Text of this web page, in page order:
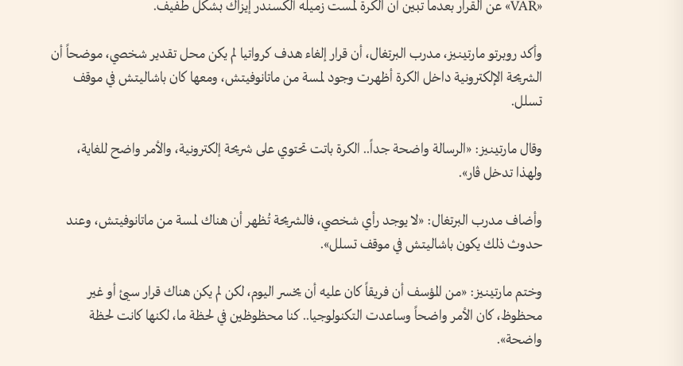
«VAR» عن القرار بعدما تبين أن الكرة لمست زميله ألكسندر إيزاك بشكل طفيف.
وأكد روبرتو مارتينيز، مدرب البرتغال، أن قرار إلغاء هدف كرواتيا لم يكن محل تقدير شخصي، موضحاً أن
الشريحة الإلكترونية داخل الكرة أظهرت وجود لمسة من ماتانوفيتش، ومعها كان باشاليتش في موقف
تسلل.
وقال مارتينيز: «الرسالة واضحة جداً.. الكرة باتت تحتوي على شريحة إلكترونية، والأمر واضح للغاية،
ولهذا تدخل ڤار».
وأضاف مدرب البرتغال: «لا يوجد رأي شخصي، فالشريحة تُظهر أن هناك لمسة من ماتانوفيتش، وعند
حدوث ذلك يكون باشاليتش في موقف تسلل».
وختم مارتينيز: «من المؤسف أن فريقاً كان عليه أن يخسر اليوم، لكن لم يكن هناك قرار سيئ أو غير
محظوظ، كان الأمر واضحاً وساعدت التكنولوجيا.. كنا محظوظين في لحظة ما، لكنها كانت لحظة
واضحة».